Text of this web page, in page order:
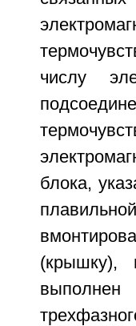
числу
блока,
(крышку),